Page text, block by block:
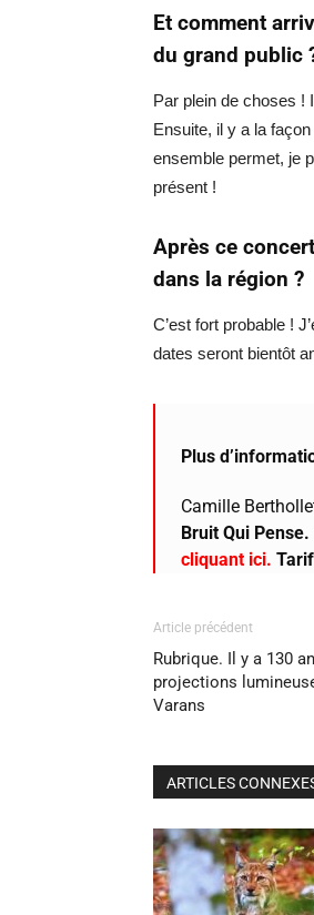
Et comment
du grand public
Par plein de choses !
Ensuite, il y a la
ensemble permet, je
présent !
Après ce
dans la région ?
C’est fort probable !
dates seront bientôt
Plus
Camille
Bruit Qui Pense.
cliquant ici.
Article précédent
Rubrique. Il y a 130
projections
Varans
ARTICLES